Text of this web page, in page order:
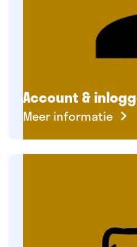
Account &
Meer informatie